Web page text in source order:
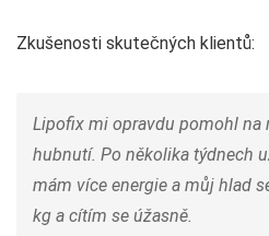
Zkušenosti skutečných klientů:
Lipofix mi opravdu pomohl na
hubnutí. Po několika týdnech
mám více energie a můj hlad
kg a cítím se úžasně.